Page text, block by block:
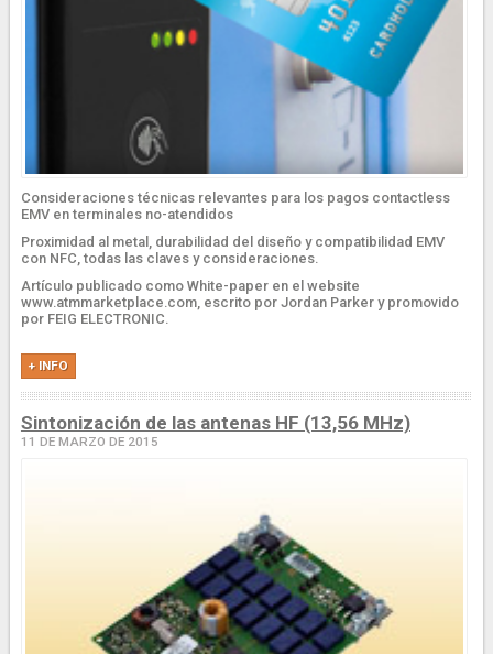
Consideraciones técnicas relevantes para los pagos contactless
EMV en terminales no-atendidos
Proximidad al metal, durabilidad del diseño y compatibilidad EMV
con NFC, todas las claves y consideraciones.
Artículo publicado como White-paper en el website
www.atmmarketplace.com, escrito por Jordan Parker y promovido
por FEIG ELECTRONIC.
+ INFO
Sintonización de las antenas HF (13,56 MHz)
11 DE MARZO DE 2015